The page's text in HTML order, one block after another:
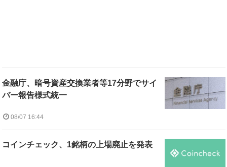
金融庁、暗号資産交換業者等17分野でサイ
バー報告様式統一
08/07 16:44
コインチェック、1銘柄の上場廃止を発表